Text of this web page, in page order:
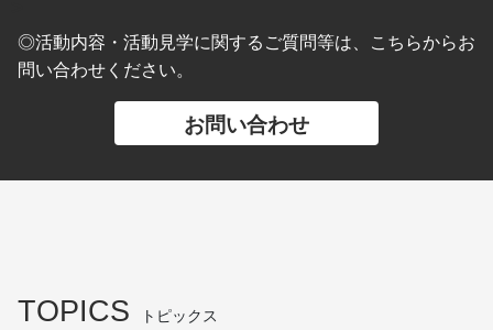
◎活動内容・活動見学に関するご質問等は、こちらからお
問い合わせください。
お問い合わせ
トピックス
TOPICS